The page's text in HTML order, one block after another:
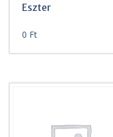
Eszter
0 Ft